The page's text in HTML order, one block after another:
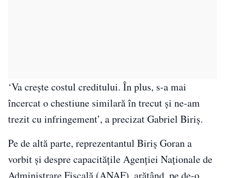
‘Va creşte costul creditului. În plus, s-a mai
încercat o chestiune similară în trecut şi ne-am
trezit cu infringement’, a precizat Gabriel Biriş.
Pe de altă parte, reprezentantul Biriş Goran a
vorbit şi despre capacităţile Agenţiei Naţionale de